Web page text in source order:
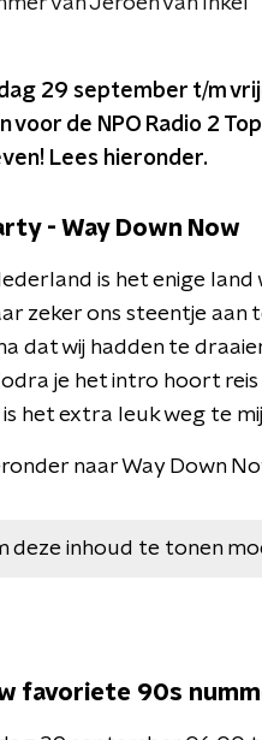
29 september t/m
voor de NPO Radio 2
Lees hieronder.
- Way Down Now
is het enige
zeker ons steentje aan
dat wij hadden te
je het intro hoort
het extra leuk weg te
naar Way Down
deze inhoud te tonen
favoriete 90s